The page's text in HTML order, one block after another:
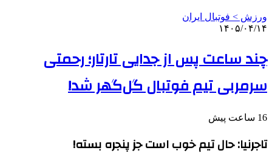
ورزش > فوتبال ایران
۱۴۰۵/۰۴/۱۴
چند ساعت پس از جدایی تارتار؛ رحمتی
سرمربی تیم فوتبال گل‌گهر شد!
16 ساعت پیش
تاجرنیا: حال تیم خوب است جز پنجره بسته!